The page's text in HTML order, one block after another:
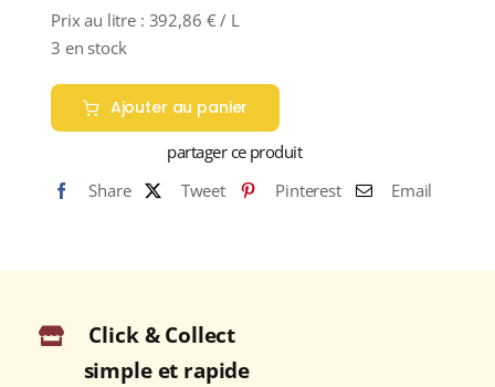
Prix au litre : 392,86 € / L
3 en stock
Ajouter au panier
partager ce produit
Share
Tweet Pinterest Email
Click & Collect
simple et rapide